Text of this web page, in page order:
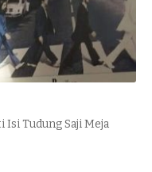
Tudung Saji Meja